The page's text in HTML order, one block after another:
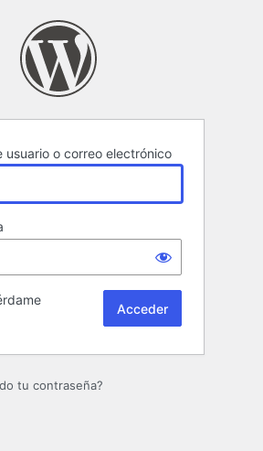
usuario o correo electrónico
tu contraseña?